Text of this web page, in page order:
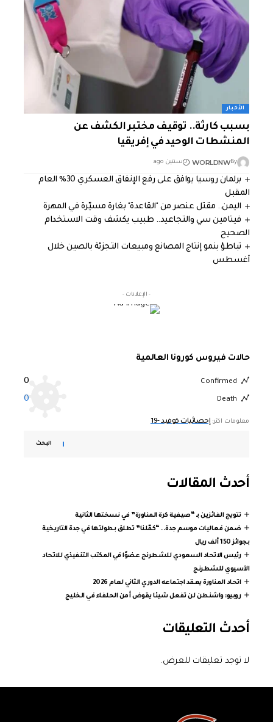
الأخبار
بسبب كارثة.. توقيف مختبر الكشف عن
المنشطات الوحيد في إفريقيا
By
WORLDNW سنتين ago
برلمان روسيا يوافق على رفع الإنفاق العسكري 30% العام
المقبل
اليمن.. مقتل عنصر من "القاعدة" بغارة مسيّرة في المهرة
فيتامين سي والتجاعيد.. طبيب يكشف وقت الاستخدام
الصحيح
تباطؤ بنمو إنتاج المصانع ومبيعات التجزئة بالصين خلال
أغسطس
- الإعلانات -
حالات فيروس كورونا العالمية
Confirmed
0
Death
0
معلومات اكثر:إحصائيات كوفيد -19
البحث
أحدث المقالات
تتويج الفائزين بـ “صيفية كرة المناورة” في نسختها الثانية
ضمن فعاليات موسم جدة.. “كمّلنا” تطلق بطولتها في جدة التاريخية
بجوائز 150 ألف ريال
رئيس الاتحاد السعودي للشطرنج عضوًا في المكتب التنفيذي للاتحاد
الآسيوي للشطرنج
اتحاد المناورة يعقد اجتماعه الدوري الثاني لعام 2026
روبيو: واشنطن لن تفعل شيئا يقوض أمن الحلفاء في الخليج
أحدث التعليقات
لا توجد تعليقات للعرض.